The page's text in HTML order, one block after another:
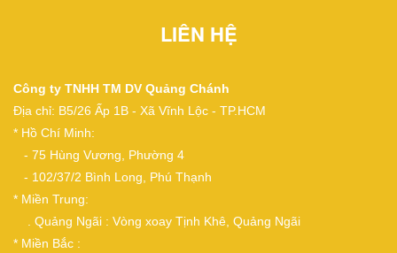
LIÊN HỆ
Công ty TNHH TM DV Quảng Chánh
Địa chỉ: B5/26 Ấp 1B - Xã Vĩnh Lộc - TP.HCM
* Hồ Chí Minh:
- 75 Hùng Vương, Phường 4
- 102/37/2 Bình Long, Phú Thạnh
* Miền Trung:
. Quảng Ngãi : Vòng xoay Tịnh Khê, Quảng Ngãi
* Miền Bắc :